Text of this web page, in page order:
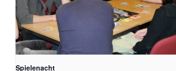
Spielenacht